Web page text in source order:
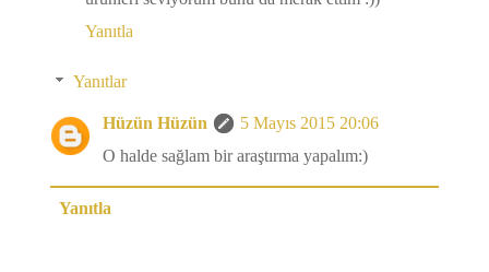
Yanıtla
Yanıtlar
Hüzün Hüzün
5 Mayıs 2015 20:06
O halde sağlam bir araştırma yapalım:)
Yanıtla